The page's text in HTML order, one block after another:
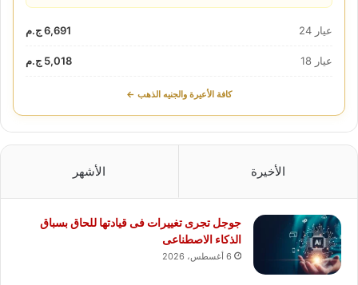
عيار 24 6,691 ج.م
عيار 18 5,018 ج.م
كافة الأعيرة والجنيه الذهب ←
الأخيرة الأشهر
جوجل تجرى تغييرات فى قيادتها للحاق بسباق
الذكاء الاصطناعى
6 أغسطس، 2026